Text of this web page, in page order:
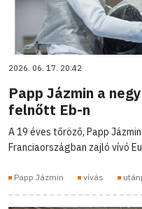
2026. 06. 17. 20:42
Papp Jázmin a
felnőtt Eb-n
A 19 éves tőröző, Papp
Franciaországban zajló vívó
Papp Jázmin vívás